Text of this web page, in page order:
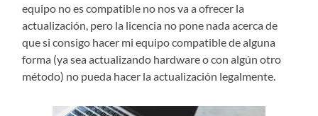
equipo no es compatible no nos va a ofrecer la
actualización, pero la licencia no pone nada acerca de
que si consigo hacer mi equipo compatible de alguna
forma (ya sea actualizando hardware o con algún otro
método) no pueda hacer la actualización legalmente.